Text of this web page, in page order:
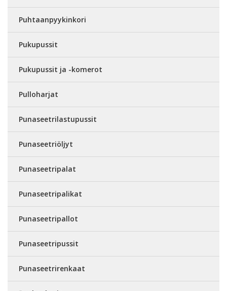
Puhtaanpyykinkori
Pukupussit
Pukupussit ja -komerot
Pulloharjat
Punaseetrilastupussit
Punaseetriöljyt
Punaseetripalat
Punaseetripalikat
Punaseetripallot
Punaseetripussit
Punaseetrirenkaat